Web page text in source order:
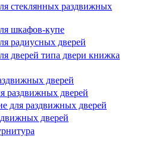
стеклянных раздвижных
шкафов-купе
радиусных дверей
дверей типа двери книжка
дверей
раздвижных дверей
для раздвижных дверей
дверей